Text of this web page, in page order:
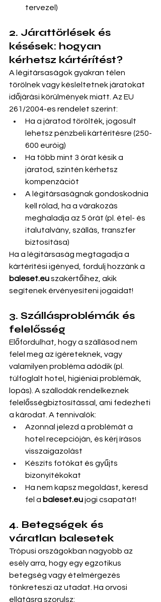
tervezel)
2. Járattörlések és
késések: hogyan
kérhetsz kártérítést?
A légitársaságok gyakran télen
törölnek vagy késleltetnek járatokat
időjárási körülmények miatt. Az EU
261/2004-es rendelet szerint:
Ha a járatod törölték, jogosult
lehetsz pénzbeli kártérítésre (250-
600 euróig)
Ha több mint 3 órát késik a
járatod, szintén kérhetsz
kompenzációt
A légitársaságnak gondoskodnia
kell rólad, ha a várakozás
meghaladja az 5 órát (pl. étel- és
italutalvány, szállás, transzfer
biztosítása)
Ha a légitársaság megtagadja a
kártérítési igényed, fordulj hozzánk a
baleset.eu szakértőihez, akik
segítenek érvényesíteni jogaidat!
3. Szállásproblémák és
felelősség
Előfordulhat, hogy a szállásod nem
felel meg az ígéreteknek, vagy
valamilyen probléma adódik (pl.
túlfoglalt hotel, higiéniai problémák,
lopás). A szállodák rendelkeznek
felelősségbiztosítással, ami fedezheti
a károdat. A tennivalók:
Azonnal jelezd a problémát a
hotel recepcióján, és kérj írásos
visszaigazolást
Készíts fotókat és gyűjts
bizonyítékokat
Ha nem kapsz megoldást, keresd
fel a baleset.eu jogi csapatát!
4. Betegségek és
váratlan balesetek
Trópusi országokban nagyobb az
esély arra, hogy egy egzotikus
betegség vagy ételmérgezés
tönkreteszi az utadat. Ha orvosi
ellátásra szorulsz: